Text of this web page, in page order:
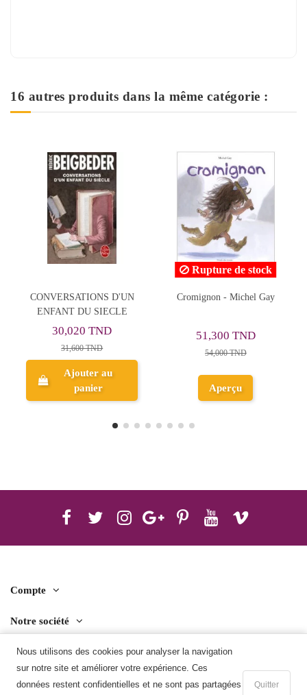
Nous utilisons des cookies pour analyser la navigation
sur notre site et améliorer votre expérience. Ces
données restent confidentielles et ne sont pas partagées
Quitter
16 autres produits dans la même catégorie :
Cromignon - Michel Gay
51,300 TND
54,000 TND
Aperçu
Rupture de stock
Les mystères de Paris Tome
35,150 TND
37,000 TND
Aperçu
Compte
Notre société
Contact us
Télécharger l'application mobile